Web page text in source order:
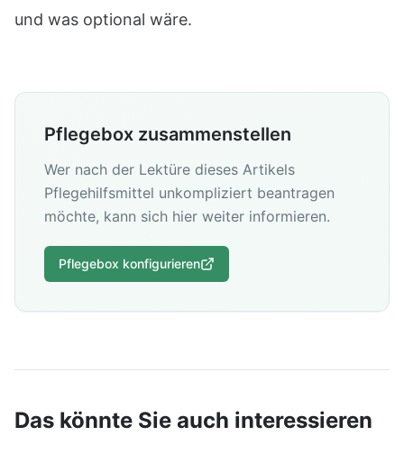
und was optional wäre.
Pflegebox zusammenstellen
Wer nach der Lektüre dieses Artikels
Pflegehilfsmittel unkompliziert beantragen
möchte, kann sich hier weiter informieren.
Pflegebox konfigurieren
Das könnte Sie auch interessieren